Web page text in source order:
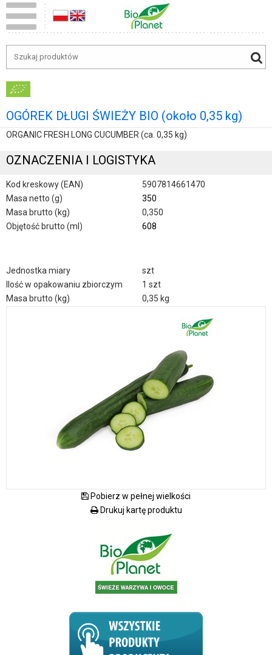
OGÓREK DŁUGI ŚWIEŻY BIO (około 0,35 kg)
ORGANIC FRESH LONG CUCUMBER (ca. 0,35 kg)
OZNACZENIA I LOGISTYKA
Kod kreskowy (EAN)
5907814661470
Masa netto (g)
350
Masa brutto (kg)
0,350
Objętość brutto (ml)
608
Jednostka miary
szt
Ilość w opakowaniu zbiorczym
1 szt
Masa brutto (kg)
0,35 kg
Pobierz w pełnej wielkości
Drukuj kartę produktu